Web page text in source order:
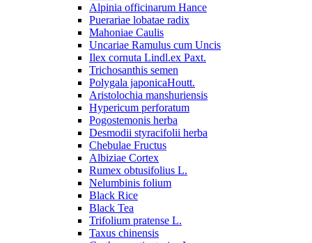
Alpinia officinarum Hance
Puerariae lobatae radix
Mahoniae Caulis
Uncariae Ramulus cum Uncis
Ilex cornuta Lindl.ex Paxt.
Trichosanthis semen
Polygala japonicaHoutt.
Aristolochia manshuriensis
Hypericum perforatum
Pogostemonis herba
Desmodii styracifolii herba
Chebulae Fructus
Albiziae Cortex
Rumex obtusifolius L.
Nelumbinis folium
Black Rice
Black Tea
Trifolium pratense L.
Taxus chinensis